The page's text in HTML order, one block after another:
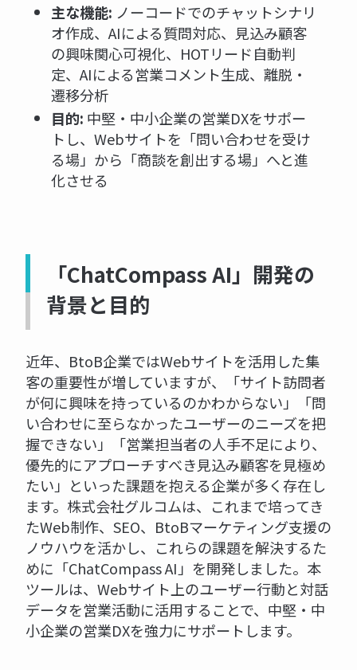
主な機能: ノーコードでのチャットシナリ
オ作成、AIによる質問対応、見込み顧客
の興味関心可視化、HOTリード自動判
定、AIによる営業コメント生成、離脱・
遷移分析
目的: 中堅・中小企業の営業DXをサポー
トし、Webサイトを「問い合わせを受け
る場」から「商談を創出する場」へと進
化させる
「ChatCompass AI」開発の
背景と目的
近年、BtoB企業ではWebサイトを活用した集
客の重要性が増していますが、「サイト訪問者
が何に興味を持っているのかわからない」「問
い合わせに至らなかったユーザーのニーズを把
握できない」「営業担当者の人手不足により、
優先的にアプローチすべき見込み顧客を見極め
たい」といった課題を抱える企業が多く存在し
ます。株式会社グルコムは、これまで培ってき
たWeb制作、SEO、BtoBマーケティング支援の
ノウハウを活かし、これらの課題を解決するた
めに「ChatCompass AI」を開発しました。本
ツールは、Webサイト上のユーザー行動と対話
データを営業活動に活用することで、中堅・中
小企業の営業DXを強力にサポートします。